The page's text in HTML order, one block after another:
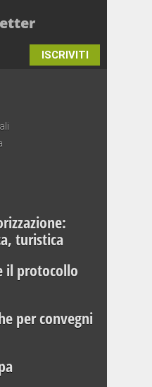
ISCRIVITI
turistica
il protocollo
per convegni